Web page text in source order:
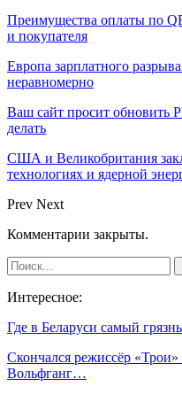
Преимущества оплаты по
и покупателя
Европа зарплатного
неравномерно
Ваш сайт просит обновить
делать
США и Великобритания
технологиях и ядерной
Prev Next
Комментарии закрыты.
Интересное:
Где в Беларуси самый
Скончался режиссёр
Вольфганг…